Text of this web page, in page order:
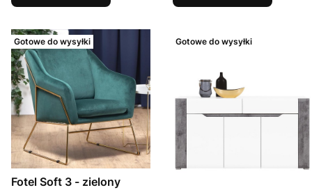
Gotowe do wysyłki
Fotel Soft 3 - zielony
Gotowe do wysyłki